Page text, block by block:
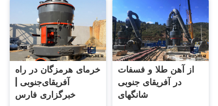
خرمای هرمزگان در راه
آفریقای‌جنوبی |
خبرگزاری فارس
از آهن طلا و فسفات
در آفریقای جنوبی
شانگهای